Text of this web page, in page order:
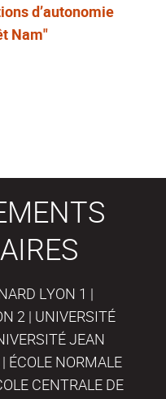
d’autonomie
Nam"
LYON 1 |
2 | UNIVERSITÉ
JEAN
ÉCOLE NORMALE
CENTRALE DE